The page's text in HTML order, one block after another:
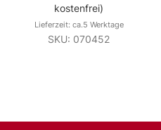
kostenfrei)
Lieferzeit: ca.5 Werktage
SKU: 070452